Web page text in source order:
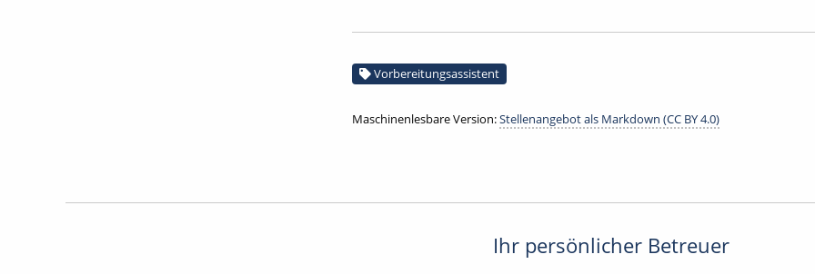
Vorbereitungsassistent
Maschinenlesbare Version:Stellenangebot als Markdown (CC BY 4.0)
Ihr persönlicher Betreuer